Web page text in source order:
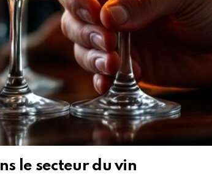
le secteur du vin